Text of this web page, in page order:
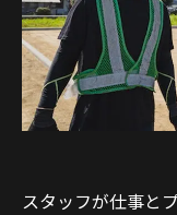
スタッフが仕事と